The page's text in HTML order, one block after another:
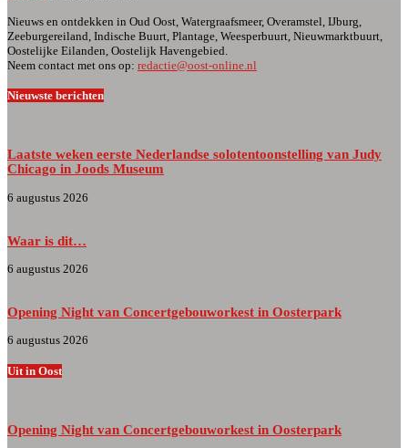
Nieuws en ontdekken in Oud Oost, Watergraafsmeer, Overamstel, IJburg,
Zeeburgereiland, Indische Buurt, Plantage, Weesperbuurt, Nieuwmarktbuurt,
Oostelijke Eilanden, Oostelijk Havengebied.
Neem contact met ons op: redactie@oost-online.nl
Nieuwste berichten
Laatste weken eerste Nederlandse solotentoonstelling van Judy
Chicago in Joods Museum
6 augustus 2026
Waar is dit…
6 augustus 2026
Opening Night van Concertgebouworkest in Oosterpark
6 augustus 2026
Uit in Oost
Opening Night van Concertgebouworkest in Oosterpark